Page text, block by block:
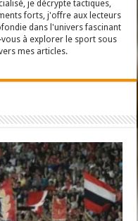
je décrypte tactiques,
forts, j'offre aux lecteurs
dans l'univers fascinant
à explorer le sport sous
mes articles.